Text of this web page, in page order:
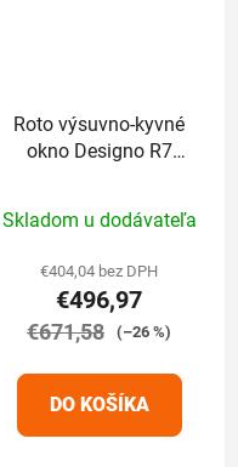
Roto výsuvno-kyvné
okno Designo R7
hodnotenie
produktu
je
5,0
5
hviezdičiek.
Skladom u dodávateľa
€404,04 bez DPH
€496,97
€671,58 (–26 %)
DO KOŠÍKA